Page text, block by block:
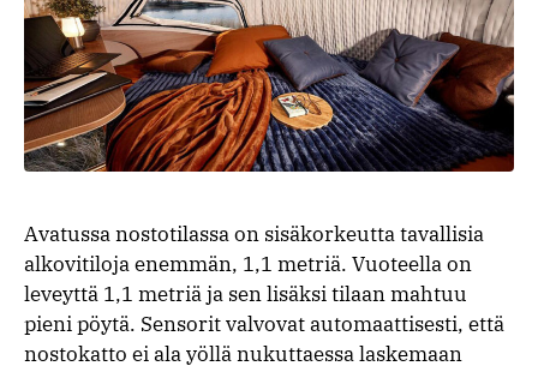
Avatussa nostotilassa on sisäkorkeutta tavallisia
alkovitiloja enemmän, 1,1 metriä. Vuoteella on
leveyttä 1,1 metriä ja sen lisäksi tilaan mahtuu
pieni pöytä. Sensorit valvovat automaattisesti, että
nostokatto ei ala yöllä nukuttaessa laskemaan